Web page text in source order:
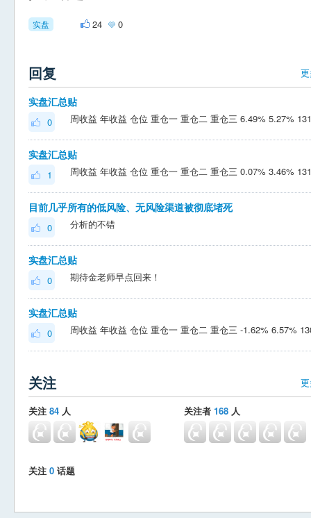
实盘 24 0
回复
实盘汇总贴
0
实盘汇总贴
1
目前几乎所有的低风险、无风险渠道被彻底堵死
0 分析的不错
实盘汇总贴
0 期待金老师早点回来！
实盘汇总贴
0
关注
关注 84 人 关注者 168 人
关注 0 话题